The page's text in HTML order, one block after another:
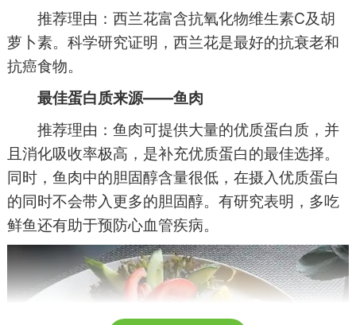
推荐理由：西兰花富含抗氧化物维生素C及胡
萝卜素。科学研究证明，西兰花是最好的抗衰老和
抗癌食物。
最佳蛋白质来源——鱼肉
推荐理由：鱼肉可提供大量的优质蛋白质，并
且消化吸收率极高，是补充优质蛋白的最佳选择。
同时，鱼肉中的胆固醇含量很低，在摄入优质蛋白
的同时不会带入更多的胆固醇。有研究表明，多吃
鲜鱼还有助于预防心血管疾病。